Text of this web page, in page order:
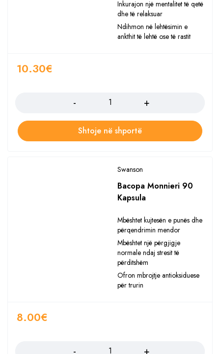
Inkurajon një mentalitet të qetë
dhe të relaksuar
Ndihmon në lehtësimin e
ankthit të lehtë ose të rastit
10.30€
Shtoje në shportë
Swanson
Bacopa Monnieri 90
Kapsula
Mbështet kujtesën e punës dhe
përqendrimin mendor
Mbështet një përgjigje
normale ndaj stresit të
përditshëm
Ofron mbrojtje antioksiduese
për trurin
8.00€